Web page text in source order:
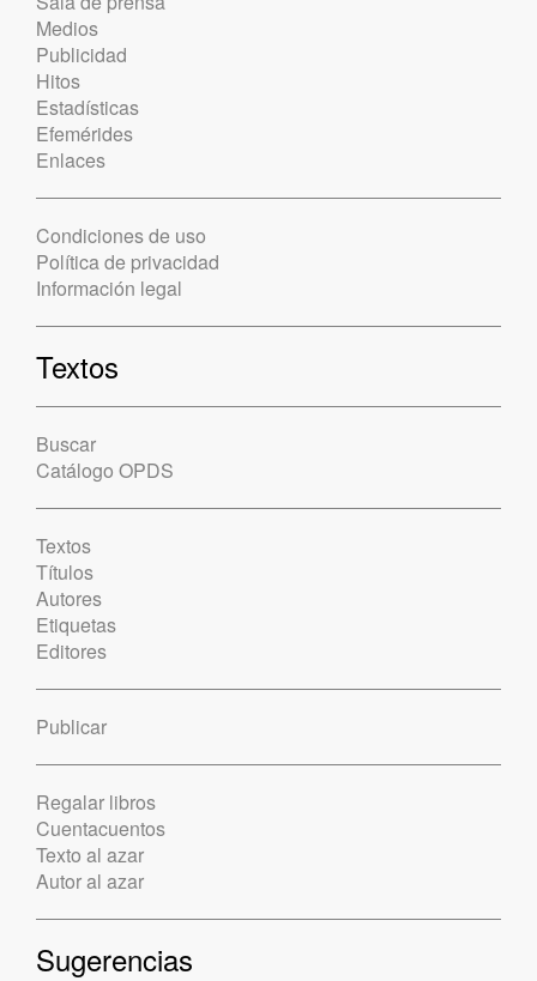
Medios
Publicidad
Hitos
Estadísticas
Efemérides
Enlaces
Condiciones de uso
Política de privacidad
Información legal
Textos
Buscar
Catálogo OPDS
Textos
Títulos
Autores
Etiquetas
Editores
Publicar
Regalar libros
Cuentacuentos
Texto al azar
Autor al azar
Sugerencias